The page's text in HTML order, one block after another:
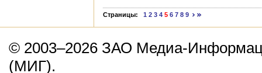
Страницы: 1 2 3 4 5 6 7 8 9
© 2003–2026 ЗАО Медиа-
(МИГ).